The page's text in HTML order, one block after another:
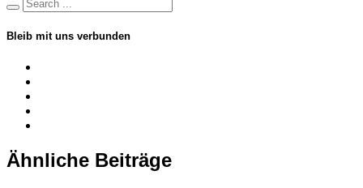
Bleib mit uns verbunden
Ähnliche Beiträge